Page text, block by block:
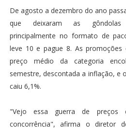
De agosto a dezembro do ano
que deixaram as gôndolas
principalmente no formato de
leve 10 e pague 8. As promoções
preço médio da categoria
semestre, descontada a inflação,
caiu 6,1%.
"Vejo essa guerra de preços
concorrência", afirma o diretor